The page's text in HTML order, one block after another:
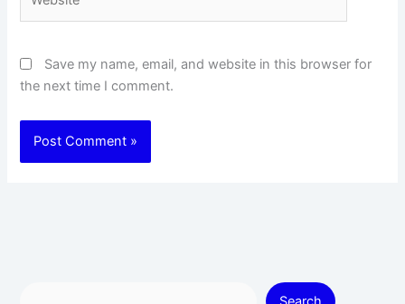
Save my name, email, and website in this browser for
the next time I comment.